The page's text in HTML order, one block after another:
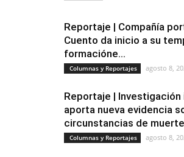
Reportaje | Compañía
Cuento da inicio a su
formacióne...
Columnas y Reportajes agosto 8,
Reportaje |
aporta nueva evidencia
circunstancias de
Columnas y Reportajes agosto 8,